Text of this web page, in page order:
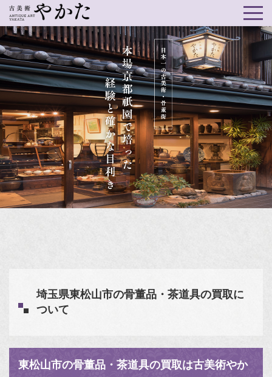
埼玉県東松山市の骨董品・茶道具の買取に
ついて
東松山市の骨董品・茶道具の買取は古美術やか